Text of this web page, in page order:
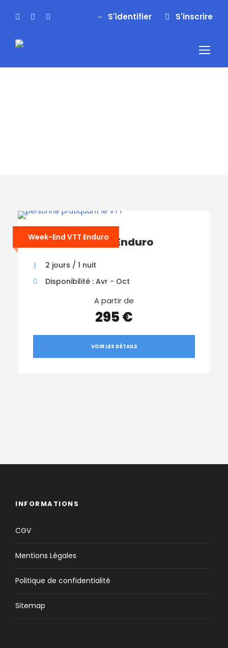
S'identifier S'inscrire
Week-End VTT Enduro
Week-End VTT Enduro
2 jours / 1 nuit
Disponibilité : Avr - Oct
A partir de
295 €
VOIR LES DÉTAILS
INFORMATIONS
CGV
Mentions Légales
Politique de confidentialité
Sitemap